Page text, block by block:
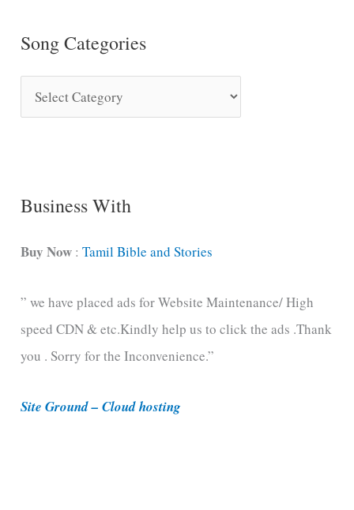
Song Categories
o
C
t
g
o
r
e
Business With
Buy Now :Tamil Bible and Stories
” we have placed ads for Website Maintenance/ High
speed CDN & etc.Kindly help us to click the ads .Thank
you . Sorry for the Inconvenience.”
Site Ground – Cloud hosting